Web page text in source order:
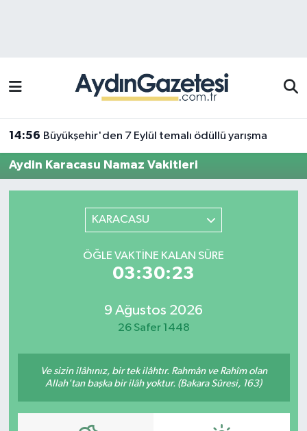
14:56 Büyükşehir'den 7 Eylül temalı ödüllü yarışma
Aydin Karacasu Namaz Vakitleri
KARACASU
ÖĞLE VAKTINE KALAN SÜRE
03:30:23
9 Ağustos 2026
26 Safer 1448
Ve sizin ilâhınız, bir tek ilâhtır. Rahmân ve Rahîm olan
Allah'tan başka bir ilâh yoktur. (Bakara Sûresi, 163)
Efeler Trafik Yoğunluk Haritası
Süper Lig Puan Durumu ve Fikstür
Tüm Manşetler
Son Dakika Haberleri
Haber Arşivi